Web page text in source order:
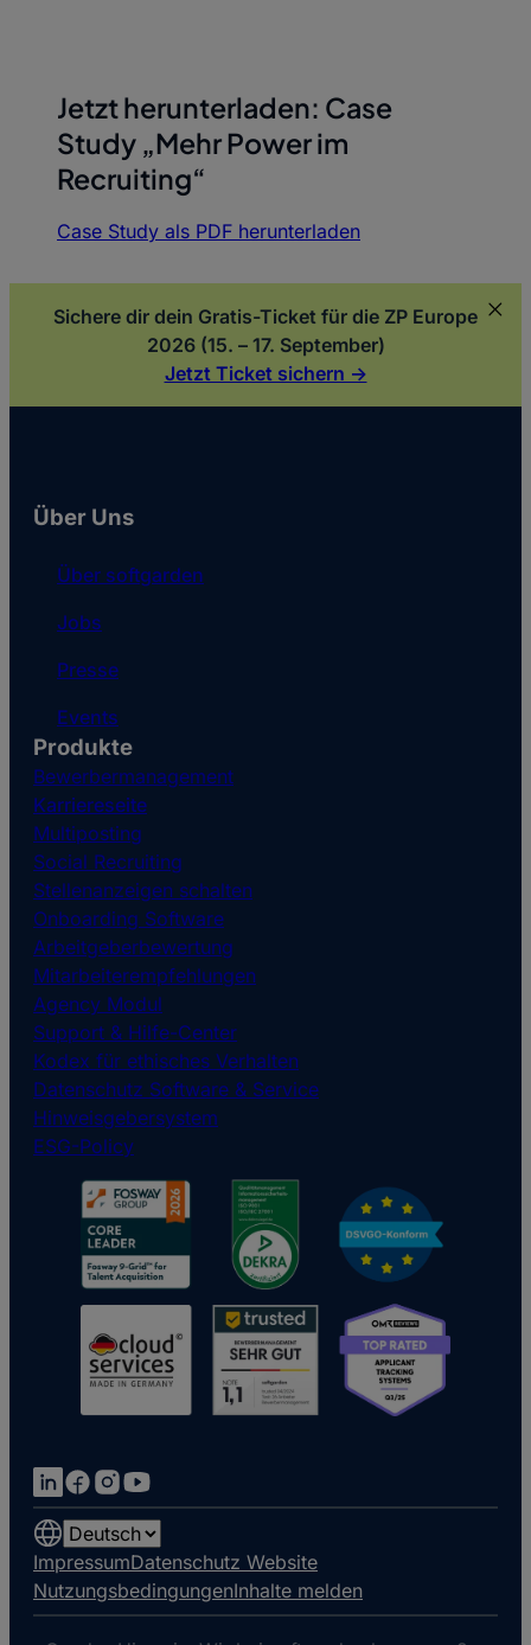
Jetzt herunterladen: Case
Study „Mehr Power im
Recruiting“
Case Study als PDF herunterladen
Sichere dir dein Gratis-Ticket für die ZP Europe
2026 (15. – 17. September)
Jetzt Ticket sichern ->
Über Uns
Über softgarden
Jobs
Presse
Events
Produkte
Bewerbermanagement
Karriereseite
Multiposting
Social Recruiting
Stellenanzeigen schalten
Onboarding Software
Arbeitgeberbewertung
Mitarbeiterempfehlungen
Agency Modul
Support & Hilfe-Center
Kodex für ethisches Verhalten
Datenschutz Software & Service
Hinweisgebersystem
ESG-Policy
Choose
a
language
ImpressumDatenschutz Website
NutzungsbedingungenInhalte melden